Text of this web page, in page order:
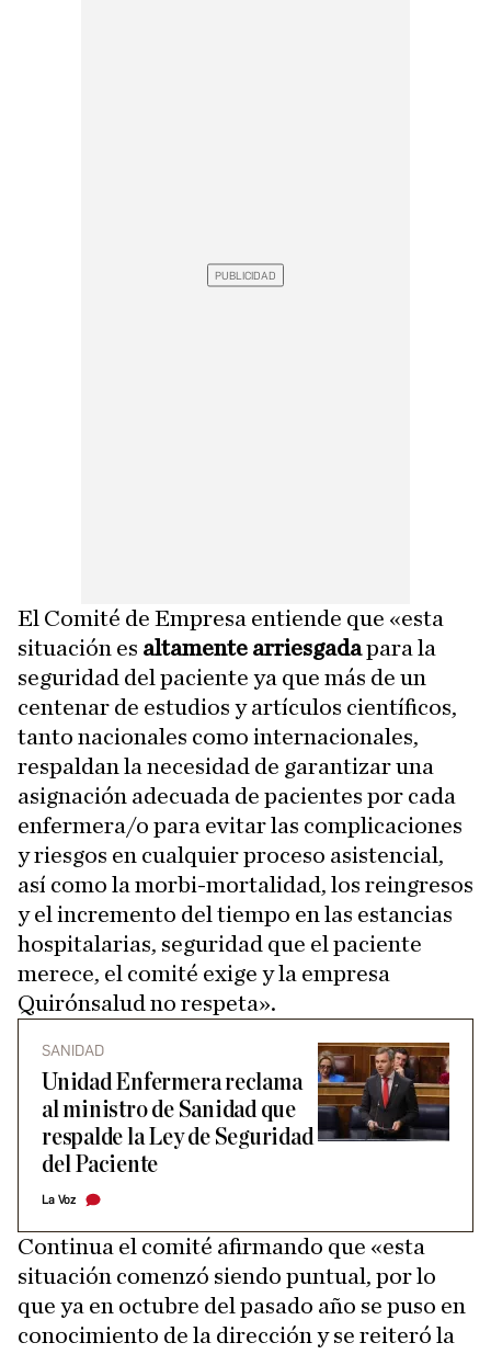
El Comité de Empresa entiende que «esta
situación es altamente arriesgadapara la
seguridad del paciente ya que más de un
centenar de estudios y artículos científicos,
tanto nacionales como internacionales,
respaldan la necesidad de garantizar una
asignación adecuada de pacientes por cada
enfermera/o para evitar las complicaciones
y riesgos en cualquier proceso asistencial,
así como la morbi-mortalidad, los reingresos
y el incremento del tiempo en las estancias
hospitalarias, seguridad que el paciente
merece, el comité exige y la empresa
Quirónsalud no respeta».
SANIDAD
Unidad Enfermera reclama
al ministro de Sanidad que
respalde la Ley de Seguridad
del Paciente
La Voz
Continua el comité afirmando que «esta
situación comenzó siendo puntual, por lo
que ya en octubre del pasado año se puso en
conocimiento de la dirección y se reiteró la